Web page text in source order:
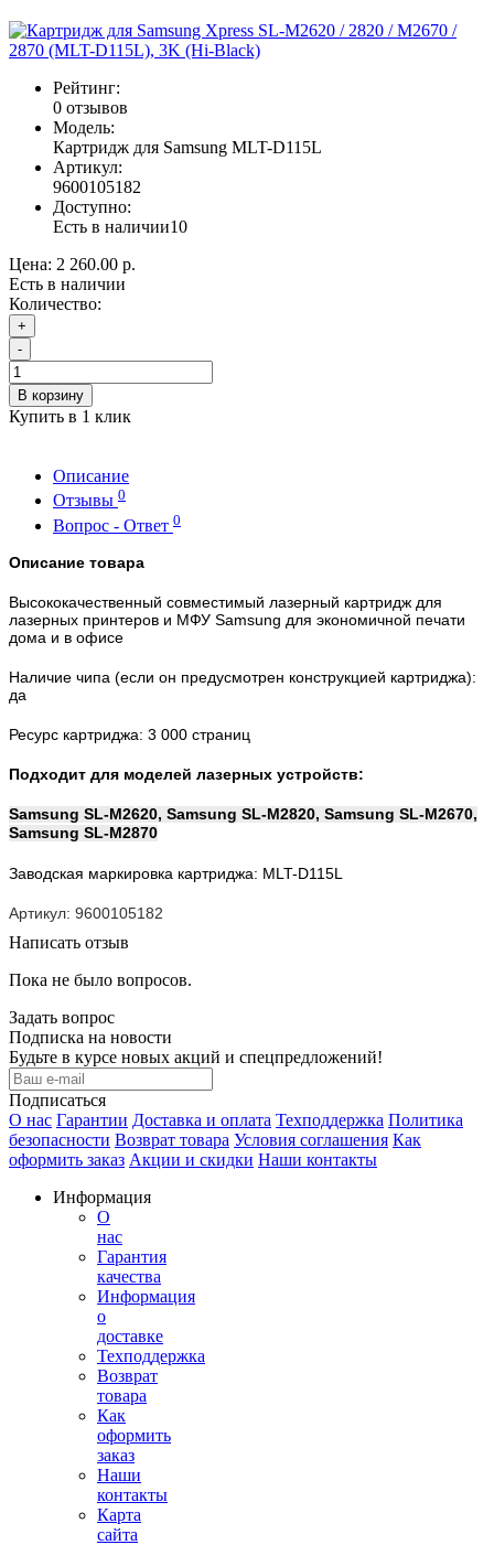
Рейтинг:
0 отзывов
Модель:
Картридж для Samsung MLT-D115L
Артикул:
9600105182
Доступно:
Есть в наличии10
Цена: 2 260.00 р.
Есть в наличии
Количество:
+
-
В корзину
Купить в 1 клик
Описание
Отзывы 0
Вопрос - Ответ 0
Описание товара
Высококачественный совместимый лазерный картридж для
лазерных принтеров и МФУ Samsung для экономичной печати
дома и в офисе
Наличие чипа (если он предусмотрен конструкцией картриджа):
да
Ресурс картриджа: 3 000 страниц
Подходит для моделей лазерных устройств:
Samsung SL-M2620, Samsung SL-M2820, Samsung SL-M2670,
Samsung SL-M2870
Заводская маркировка картриджа: MLT-D115L
Артикул: 9600105182
Написать отзыв
Пока не было вопросов.
Задать вопрос
Подписка на новости
Будьте в курсе новых акций и спецпредложений!
Подписаться
О нас Гарантии Доставка и оплата Техподдержка Политика
безопасности Возврат товара Условия соглашения Как
оформить заказ Акции и скидки Наши контакты
Информация
О
нас
Гарантия
качества
Информация
о
доставке
Техподдержка
Возврат
товара
Как
оформить
заказ
Наши
контакты
Карта
сайта